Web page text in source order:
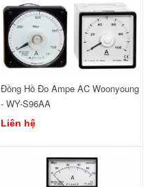
Đồng Hồ Đo Ampe AC Woonyoung
- WY-S96AA
Liên hệ